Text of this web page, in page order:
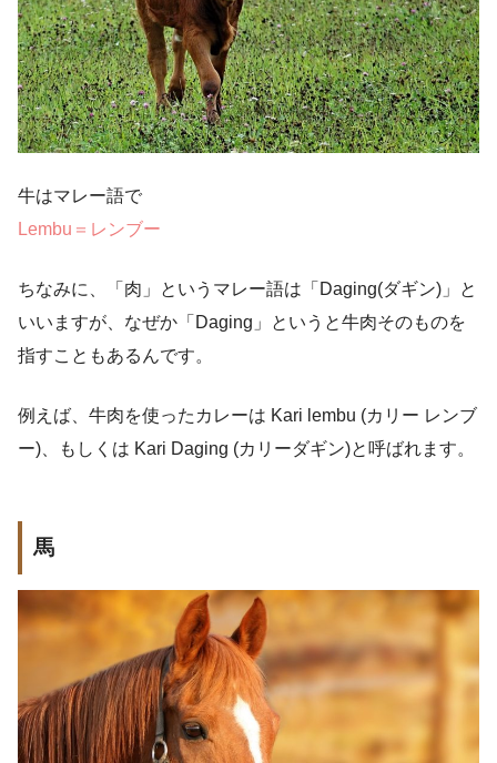
牛はマレー語で
Lembu＝レンブー
ちなみに、「肉」というマレー語は「Daging(ダギン)」と
いいますが、なぜか「Daging」というと牛肉そのものを
指すこともあるんです。
例えば、牛肉を使ったカレーは Kari lembu (カリー レンブ
ー)、もしくは Kari Daging (カリーダギン)と呼ばれます。
馬